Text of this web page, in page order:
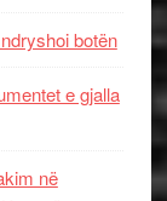
botën
e gjalla
në